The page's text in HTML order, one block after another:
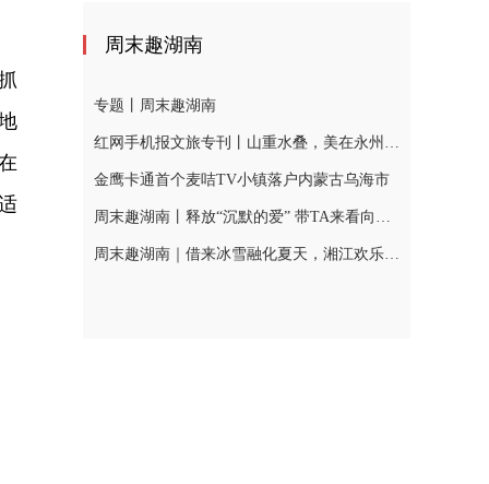
周末趣湖南
专题丨周末趣湖南
红网手机报文旅专刊丨山重水叠，美在永州！邀您一起去打卡
金鹰卡通首个麦咭TV小镇落户内蒙古乌海市
周末趣湖南丨释放“沉默的爱” 带TA来看向日葵花海！
周末趣湖南｜借来冰雪融化夏天，湘江欢乐城送你“冰火两重天”